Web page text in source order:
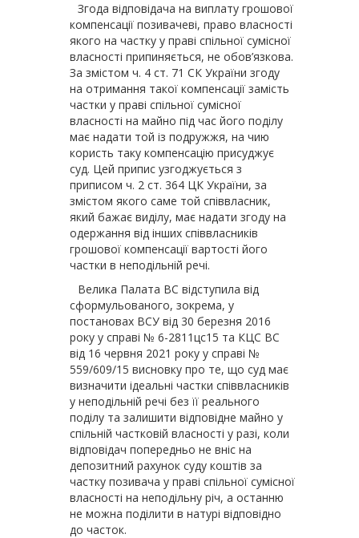
Згода відповідача на виплату грошової
компенсації позивачеві, право власності
якого на частку у праві спільної сумісної
власності припиняється, не обов’язкова.
За змістом ч. 4 ст. 71 СК України згоду
на отримання такої компенсації замість
частки у праві спільної сумісної
власності на майно під час його поділу
має надати той із подружжя, на чию
користь таку компенсацію присуджує
суд. Цей припис уз­годжується з
приписом ч. 2 ст. 364 ЦК України, за
змістом якого саме той співвласник,
який бажає виділу, має надати згоду на
одержання від інших співвласників
грошової компенсації вартості його
частки в неподільній речі.
Велика Палата ВС відступила від
сформульованого, зокрема, у
постановах ВСУ від 30 березня 2016
року у справі № 6-2811цс15 та КЦС ВС
від 16 червня 2021 року у справі №
559/609/15 висновку про те, що суд має
визначити ідеальні частки співвласників
у неподільній речі без її реального
поділу та залишити відповідне майно у
спільній частковій власності у разі, коли
відповідач попередньо не вніс на
депозитний рахунок суду коштів за
частку позивача у праві спільної сумісної
власності на неподільну річ, а останню
не можна поділити в натурі відповідно
до часток.